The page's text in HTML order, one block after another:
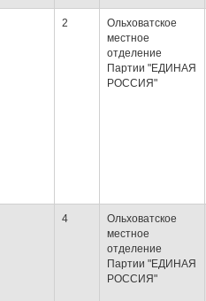
2
Ольховатское
местное
отделение
Партии "ЕДИНАЯ
РОССИЯ"
4
Ольховатское
местное
отделение
Партии "ЕДИНАЯ
РОССИЯ"